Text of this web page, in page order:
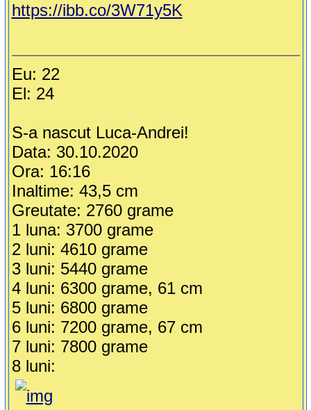
https://ibb.co/3W71y5K
Eu: 22
El: 24
S-a nascut Luca-Andrei!
Data: 30.10.2020
Ora: 16:16
Inaltime: 43,5 cm
Greutate: 2760 grame
1 luna: 3700 grame
2 luni: 4610 grame
3 luni: 5440 grame
4 luni: 6300 grame, 61 cm
5 luni: 6800 grame
6 luni: 7200 grame, 67 cm
7 luni: 7800 grame
8 luni: